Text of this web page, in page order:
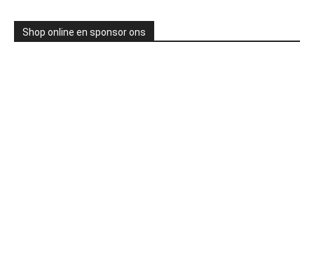
Shop online en sponsor ons